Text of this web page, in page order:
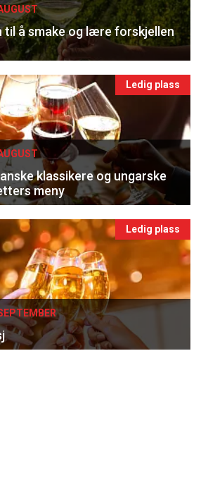
til å smake og lære forskjellen
Ledig plass
klassikere og ungarske
meny
Ledig plass